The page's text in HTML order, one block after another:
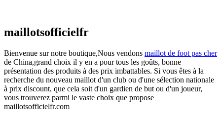
maillotsofficielfr
Bienvenue sur notre boutique,Nous vendons maillot de foot pas cher
de China,grand choix il y en a pour tous les goûts, bonne
présentation des produits à des prix imbattables. Si vous êtes à la
recherche du nouveau maillot d'un club ou d'une sélection nationale
à prix discount, que cela soit d'un gardien de but ou d'un joueur,
vous trouverez parmi le vaste choix que propose
maillotsofficielfr.com